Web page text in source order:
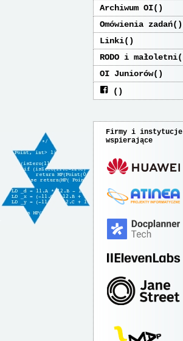
Archiwum OI
Omówienia zadań
Linki
RODO i małoletni
OI Juniorów
Firmy i instytucje
wspierające